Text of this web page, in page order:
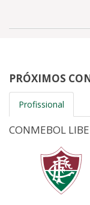
PRÓXIMOS
Profissional
CONMEBOL